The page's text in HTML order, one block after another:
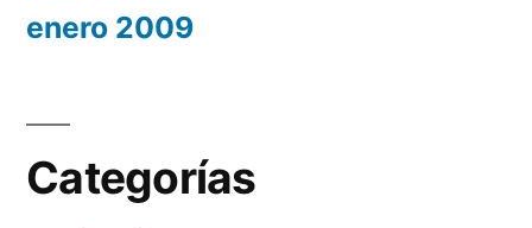
enero 2009
Categorías